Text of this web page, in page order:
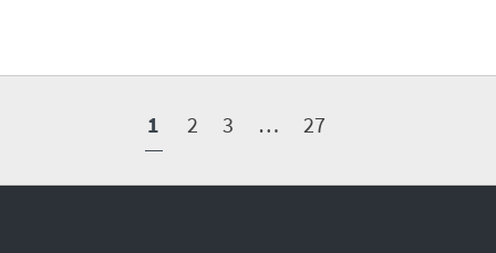
1 2 3 … 27